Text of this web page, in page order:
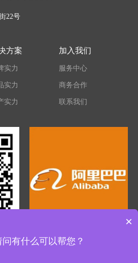
22号
方案
实力
实力
实力
加入我们
服务中心
商务合作
联系我们
阿里巴巴旗舰店
×
有什么可以帮您？